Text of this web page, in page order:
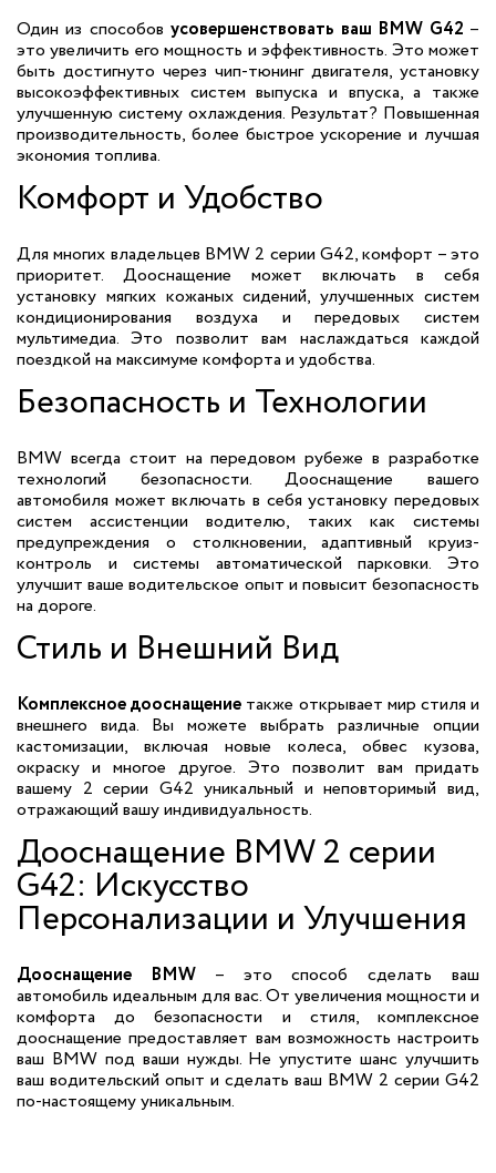
Один из способовусовершенствовать ваш BMW G42 –
это увеличить его мощность и эффективность. Это может
быть достигнуто через чип-тюнинг двигателя, установку
высокоэффективных систем выпуска и впуска, а также
улучшенную систему охлаждения. Результат? Повышенная
производительность, более быстрое ускорение и лучшая
экономия топлива.
Комфорт и Удобство
Для многих владельцев BMW 2 серии G42, комфорт – это
приоритет. Дооснащение может включать в себя
установку мягких кожаных сидений, улучшенных систем
кондиционирования воздуха и передовых систем
мультимедиа. Это позволит вам наслаждаться каждой
поездкой на максимуме комфорта и удобства.
Безопасность и Технологии
BMW всегда стоит на передовом рубеже в разработке
технологий безопасности. Дооснащение вашего
автомобиля может включать в себя установку передовых
систем ассистенции водителю, таких как системы
предупреждения о столкновении, адаптивный круиз-
контроль и системы автоматической парковки. Это
улучшит ваше водительское опыт и повысит безопасность
на дороге.
Стиль и Внешний Вид
Комплексное дооснащение также открывает мир стиля и
внешнего вида. Вы можете выбрать различные опции
кастомизации, включая новые колеса, обвес кузова,
окраску и многое другое. Это позволит вам придать
вашему 2 серии G42 уникальный и неповторимый вид,
отражающий вашу индивидуальность.
Дооснащение BMW 2 серии
G42: Искусство
Персонализации и Улучшения
Дооснащение BMW– это способ сделать ваш
автомобиль идеальным для вас. От увеличения мощности и
комфорта до безопасности и стиля, комплексное
дооснащение предоставляет вам возможность настроить
ваш BMW под ваши нужды. Не упустите шанс улучшить
ваш водительский опыт и сделать ваш BMW 2 серии G42
по-настоящему уникальным.